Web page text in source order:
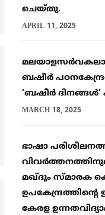
ചെയ്തു.
APRIL 11, 2025
ബഷീർ
‘ബഷീർ ദിനങ്ങൾ’
MARCH 18, 2025
ഭാഷാ
മഖ്ദൂം സ്മാരക
കേരള